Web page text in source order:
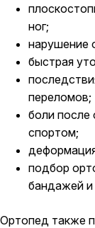
ног;
нарушение
быстрая
переломов;
боли после
спортом;
подбор
бандажей и
Ортопед также